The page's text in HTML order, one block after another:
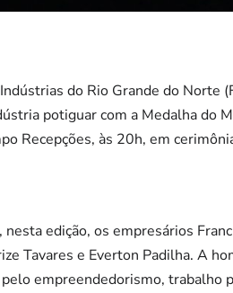
do Rio Grande do Norte
potiguar com a Medalha
Recepções, às 20h, em
nesta edição, os empresários
Tavares e Everton Padilha. A
empreendedorismo, trabalho